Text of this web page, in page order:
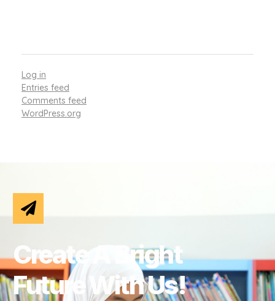
Log in
Entries feed
Comments feed
WordPress.org
Create A Bright
Future With Us!